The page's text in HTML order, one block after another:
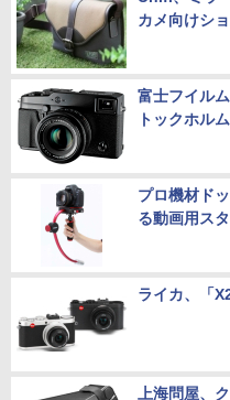
カメ向けシ
富士フイル
トックホル
プロ機材ド
る動画用ス
ライカ、「
上海問屋、